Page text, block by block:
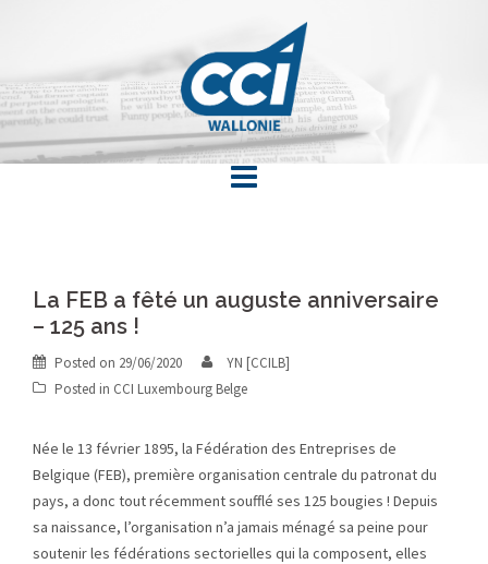
La FEB a fêté un auguste anniversaire
– 125 ans !
Posted on 29/06/2020
YN [CCILB]
Posted in CCI Luxembourg Belge
Née le 13 février 1895, la Fédération des Entreprises de
Belgique (FEB), première organisation centrale du patronat du
pays, a donc tout récemment soufflé ses 125 bougies ! Depuis
sa naissance, l’organisation n’a jamais ménagé sa peine pour
soutenir les fédérations sectorielles qui la composent, elles